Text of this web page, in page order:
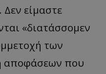
είμαστε
«διατάσσομεν
των
αποφάσεων που
YouTube
.youtube.com